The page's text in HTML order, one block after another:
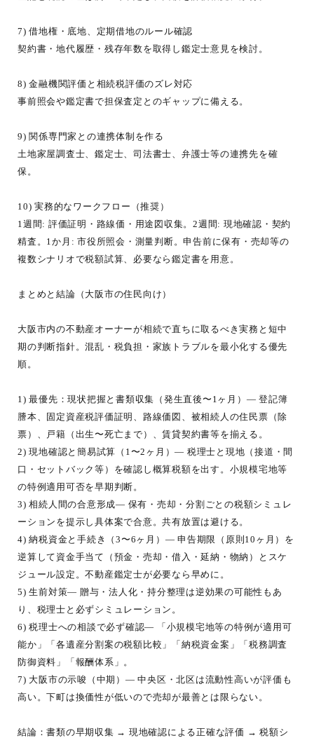
7) 借地権・底地、定期借地のルール確認
契約書・地代履歴・残存年数を取得し鑑定士意見を検討。
8) 金融機関評価と相続税評価のズレ対応
事前照会や鑑定書で担保査定とのギャップに備える。
9) 関係専門家との連携体制を作る
土地家屋調査士、鑑定士、司法書士、弁護士等の連携先を確
保。
10) 実務的なワークフロー（推奨）
1週間: 評価証明・路線価・用途図収集。2週間: 現地確認・契約
精査。1か月: 市役所照会・測量判断。申告前に保有・売却等の
複数シナリオで税額試算、必要なら鑑定書を用意。
まとめと結論（大阪市の住民向け）
大阪市内の不動産オーナーが相続で直ちに取るべき実務と短中
期の判断指針。混乱・税負担・家族トラブルを最小化する優先
順。
1) 最優先：現状把握と書類収集（発生直後〜1ヶ月）— 登記簿
謄本、固定資産税評価証明、路線価図、被相続人の住民票（除
票）、戸籍（出生〜死亡まで）、賃貸契約書等を揃える。
2) 現地確認と簡易試算（1〜2ヶ月）— 税理士と現地（接道・間
口・セットバック等）を確認し概算税額を出す。小規模宅地等
の特例適用可否を早期判断。
3) 相続人間の合意形成— 保有・売却・分割ごとの税額シミュレ
ーションを提示し具体案で合意。共有放置は避ける。
4) 納税資金と手続き（3〜6ヶ月）— 申告期限（原則10ヶ月）を
逆算して資金手当て（預金・売却・借入・延納・物納）とスケ
ジュール設定。不動産鑑定士が必要なら早めに。
5) 生前対策— 贈与・法人化・持分整理は逆効果の可能性もあ
り、税理士と必ずシミュレーション。
6) 税理士への相談で必ず確認— 「小規模宅地等の特例が適用可
能か」「各遺産分割案の税額比較」「納税資金案」「税務調査
防御資料」「報酬体系」。
7) 大阪市の示唆（中期）— 中央区・北区は流動性高いが評価も
高い。下町は換価性が低いので売却が最善とは限らない。
結論：書類の早期収集 → 現地確認による正確な評価 → 税額シ